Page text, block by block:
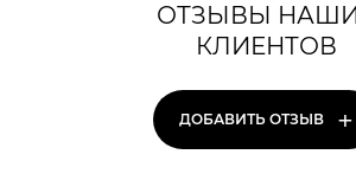
ОТЗЫВЫ
КЛИЕНТОВ
ДОБАВИТЬ ОТЗЫВ +